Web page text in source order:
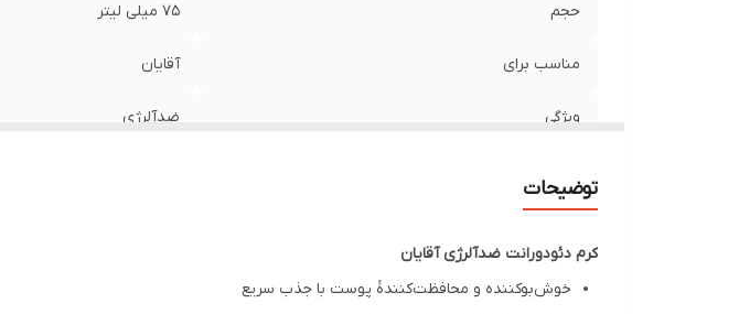
حجم 75 میلی لیتر
مناسب برای آقایان
ویژگی ضدآلرژی
توضیحات
کرم دئودورانت ضدآلرژی آقایان
خوش‌بوکننده و محافظت‌کنندۀ پوست با جذب سریع